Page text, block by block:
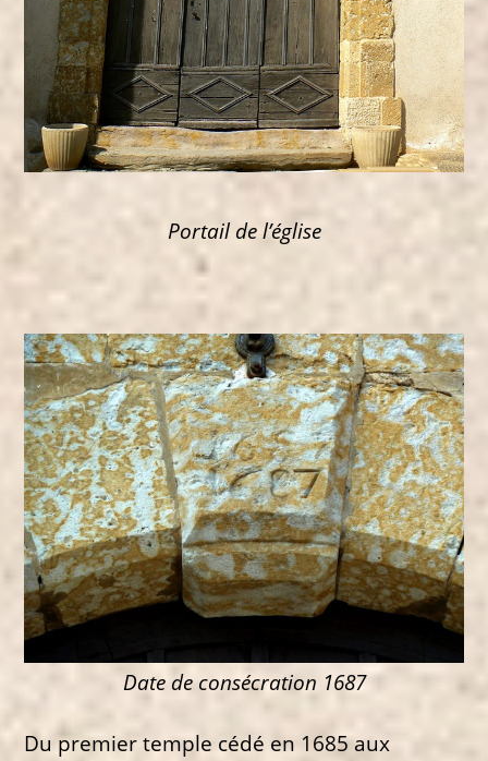
Portail de l’église
Date de consécration 1687
Du premier temple cédé en 1685 aux